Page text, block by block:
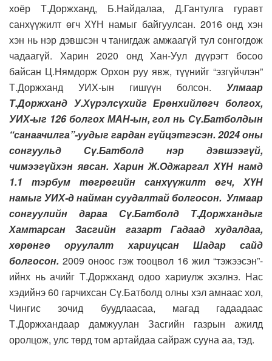
хоёр Т.Доржханд, Б.Найдалаа, Д.Гантулга гуравт
санхүүжилт өгч ХҮН намыг байгуулсан. 2016 онд хэн
хэн нь нэр дэвшсэн ч танигдаж амжаагүй тул сонгогдож
чадаагүй. Харин 2020 онд Хан-Уул дүүрэгт босоо
байсан Ц.Нямдорж Орхон руу явж, түүнийг “эзгүйчлэн”
Т.Доржханд УИХ-ын гишүүн болсон. Улмаар
Т.Доржханд У.Хүрэлсүхийг Ерөнхийлөгч болгох,
УИХ-ыг 126 болгох МАН-ын, гол нь Сү.Батболдын
“санаачилга”-уудыг гардан гүйцэтгэсэн. 2024 оны
сонгуульд Сү.Батболд нэр дэвшээгүй,
чимээгүйхэн явсан. Харин Ж.Оджаргал ХҮН намд
1.1 тэрбум төгрөгийн санхүүжилт өгч, ХҮН
намыг УИХ-д найман суудалтай болгосон. Улмаар
сонгуулийн дараа Сү.Батболд Т.Доржхандыг
Хамтарсан Засгийн газарт Гадаад худалдаа,
хөрөнгө оруулалт хариуцсан Шадар сайд
болгосон. 2009 оноос гэж тооцвол 16 жил “тэжээсэн”-
ийнх нь ачийг Т.Доржханд одоо хариулж эхэлнэ. Нас
хэдийнэ 60 гарчихсан Сү.Батболд олны хэл амнаас хол,
Чингис зочид буудлаасаа, магад гадаадаас
Т.Доржхандаар дамжуулан Засгийн газрын ажилд
оролцож, улс төрд том артайдаа сайраж сууна аа, тэд.